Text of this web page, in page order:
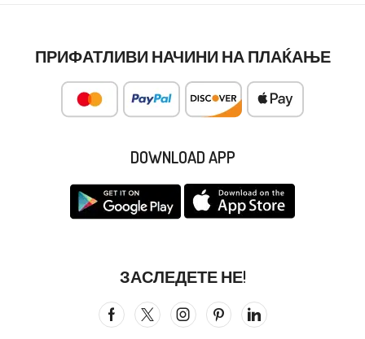
ПРИФАТЛИВИ НАЧИНИ НА ПЛАЌАЊЕ
DOWNLOAD APP
ЗАСЛЕДЕТЕ НЕ!